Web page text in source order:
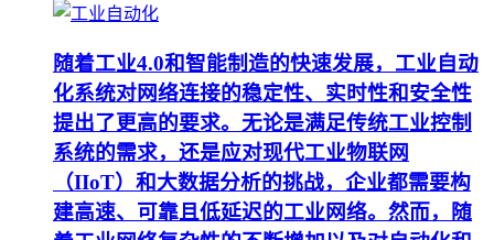
随着工业4.0和智能制造的快速发展，工业自动
化系统对网络连接的稳定性、实时性和安全性
提出了更高的要求。无论是满足传统工业控制
系统的需求，还是应对现代工业物联网
（IIoT）和大数据分析的挑战，企业都需要构
建高速、可靠且低延迟的工业网络。然而，随